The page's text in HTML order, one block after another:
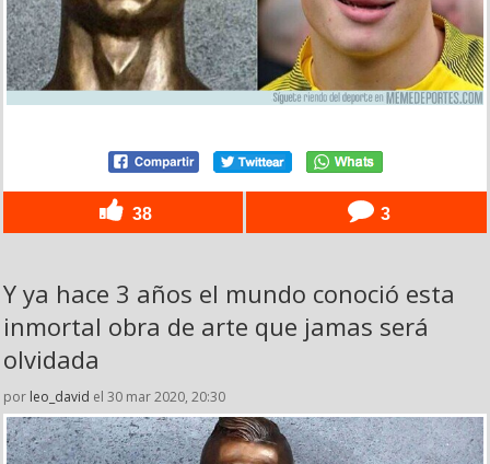
38 3
Y ya hace 3 años el mundo conoció esta
inmortal obra de arte que jamas será
olvidada
por leo_david el 30 mar 2020, 20:30